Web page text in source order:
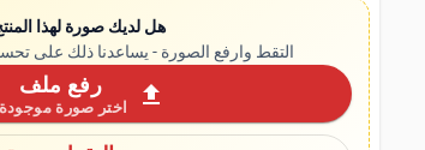
هل لديك صورة لهذا
التقط وارفع الصورة - يساعدنا ذلك على
upload رفع ملف
اختر صورة